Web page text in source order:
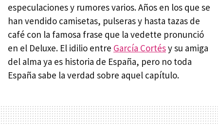
especulaciones y rumores varios. Años en los que se
han vendido camisetas, pulseras y hasta tazas de
café con la famosa frase que la vedette pronunció
en el Deluxe. El idilio entre García Cortésy su amiga
del alma ya es historia de España, pero no toda
España sabe la verdad sobre aquel capítulo.